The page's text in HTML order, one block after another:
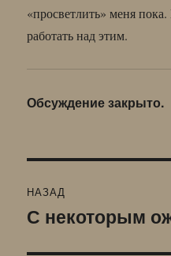
«просветлить» меня
работать над этим.
Обсуждение закрыто.
по
НАЗАД
Предыдущая
С некоторым